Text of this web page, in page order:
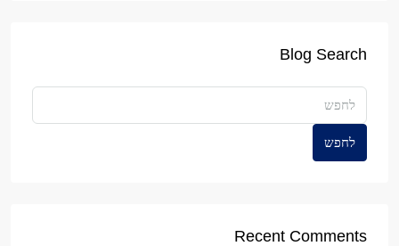
Blog Search
לחפש
Recent Comments